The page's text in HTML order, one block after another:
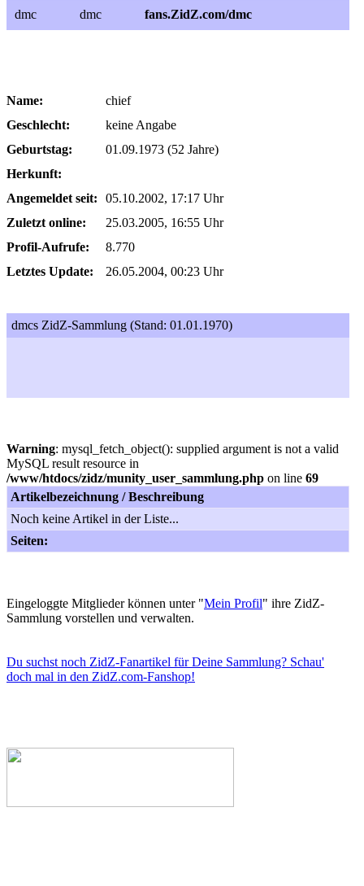
dmc
dmc fans.ZidZ.com/dmc
Name:
chief
Geschlecht:
keine Angabe
Geburtstag:
01.09.1973 (52 Jahre)
Herkunft:
Angemeldet seit:
05.10.2002, 17:17 Uhr
Zuletzt online:
25.03.2005, 16:55 Uhr
Profil-Aufrufe:
8.770
Letztes Update:
26.05.2004, 00:23 Uhr
dmcs ZidZ-Sammlung (Stand: 01.01.1970)
Warning: mysql_fetch_object(): supplied argument is not a valid
MySQL result resource in
/www/htdocs/zidz/munity_user_sammlung.php on line 69
Artikelbezeichnung / Beschreibung
Noch keine Artikel in der Liste...
Seiten:
Eingeloggte Mitglieder können unter "Mein Profil" ihre ZidZ-
Sammlung vorstellen und verwalten.
Du suchst noch ZidZ-Fanartikel für Deine Sammlung? Schau'
doch mal in den ZidZ.com-Fanshop!